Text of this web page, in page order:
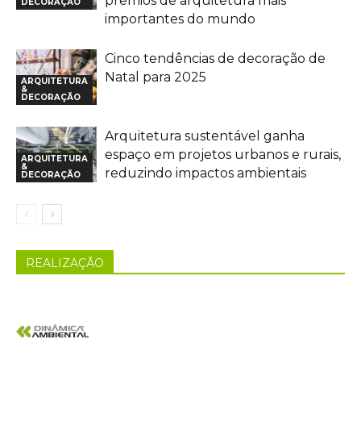
importantes do mundo
ARQUITETURA
&
DECORAÇÃO
Cinco tendências de decoração de
Natal para 2025
ARQUITETURA
&
DECORAÇÃO
Arquitetura sustentável ganha
espaço em projetos urbanos e rurais,
reduzindo impactos ambientais
REALIZAÇÃO